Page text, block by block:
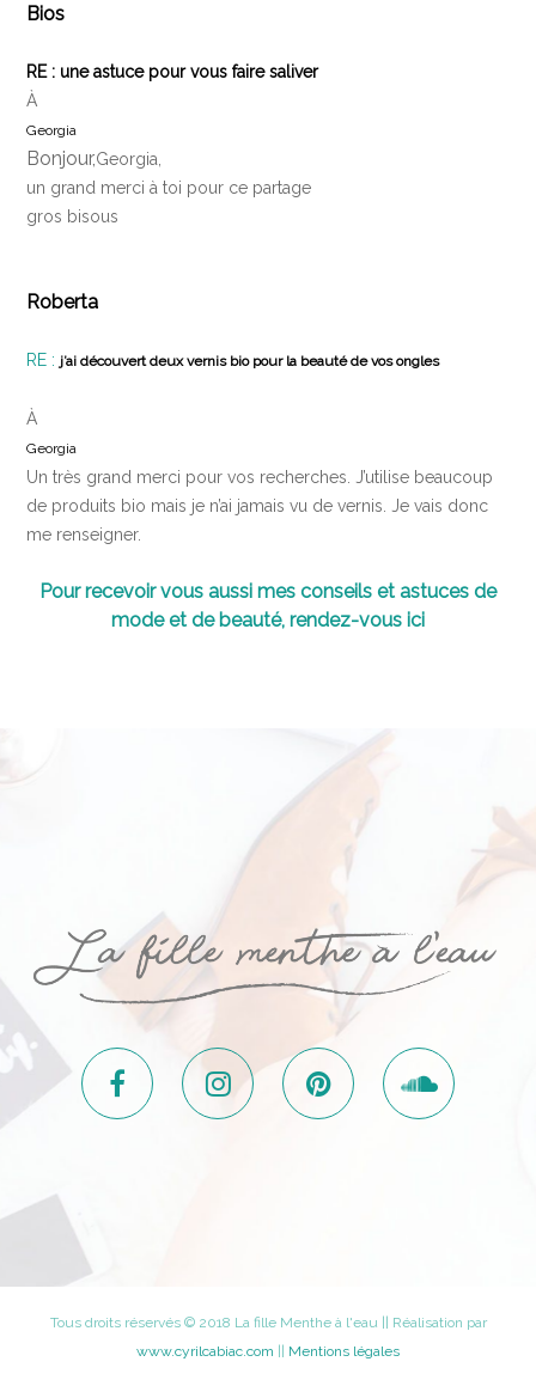
Bios
RE : une astuce pour vous faire saliver
À
Georgia
Bonjour,Georgia,
un grand merci à toi pour ce partage
gros bisous
Roberta
RE : j’ai découvert deux vernis bio pour la beauté de vos ongles
À
Georgia
Un très grand merci pour vos recherches. J’utilise beaucoup
de produits bio mais je n’ai jamais vu de vernis. Je vais donc
me renseigner.
Pour recevoir vous aussi mes conseils et astuces de
mode et de beauté, rendez-vous ici
Tous droits réservés © 2018 La fille Menthe à l'eau || Réalisation par
www.cyrilcabiac.com || Mentions légales